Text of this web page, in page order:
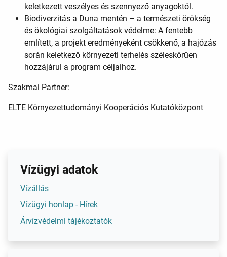
keletkezett veszélyes és szennyező anyagoktól.
Biodiverzitás a Duna mentén – a természeti örökség
és ökológiai szolgáltatások védelme: A fentebb
említett, a projekt eredményeként csökkenő, a hajózás
során keletkező környezeti terhelés széleskörűen
hozzájárul a program céljaihoz.
Szakmai Partner:
ELTE Környezettudományi Kooperációs Kutatóközpont
Vízügyi adatok
Vízállás
Vízügyi honlap - Hírek
Árvízvédelmi tájékoztatók